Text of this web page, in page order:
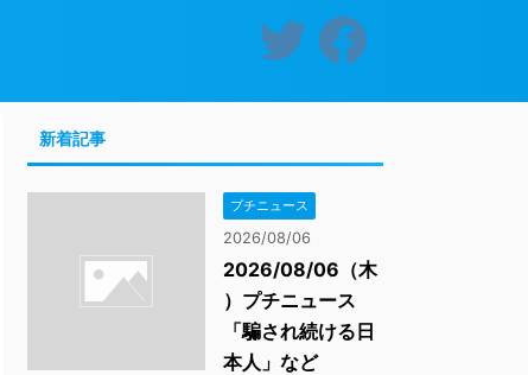
新着記事
プチニュース
2026/08/06
2026/08/06（木
）プチニュース
「騙され続ける日
本人」など